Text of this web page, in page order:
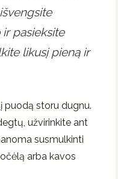
pasieksite
likusį pieną ir
puodą storu dugnu.
užvirinkite ant
susmulkinti
arba kavos